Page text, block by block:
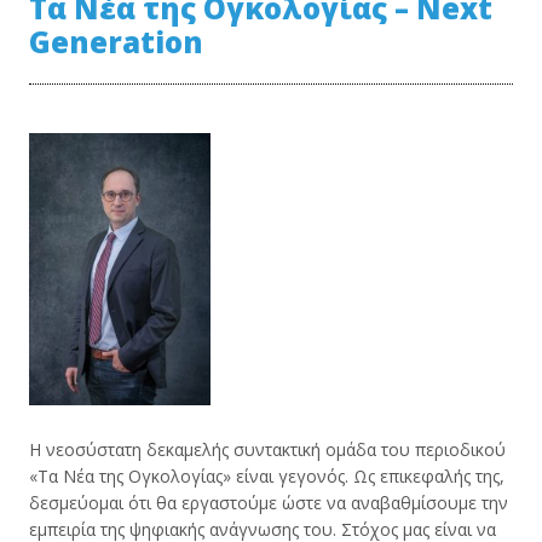
Generation
Η νεοσύστατη δεκαμελής συντακτική ομάδα του περιοδικού
«Τα Νέα της Ογκολογίας» είναι γεγονός. Ως επικεφαλής της,
δεσμεύομαι ότι θα εργαστούμε ώστε να αναβαθμίσουμε την
εμπειρία της ψηφιακής ανάγνωσης του. Στόχος μας είναι να